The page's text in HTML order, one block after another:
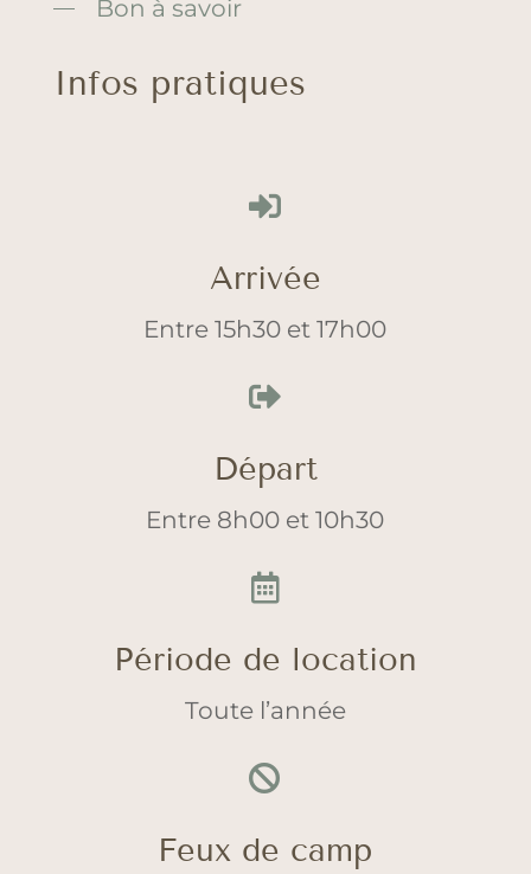
Bon à savoir
Infos pratiques

Arrivée
Entre 15h30 et 17h00

Départ
Entre 8h00 et 10h30

Période de location
Toute l’année

Feux de camp